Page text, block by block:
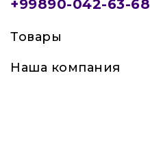
+99890-042-63-68
Товары
Наша компания